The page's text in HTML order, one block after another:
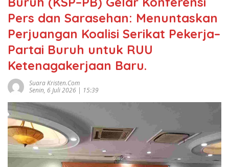
Pers dan Sarasehan: Menuntaskan
Perjuangan Koalisi Serikat Pekerja–
Partai Buruh untuk RUU
Ketenagakerjaan Baru.
Suara Kristen.com
Senin, 6 Juli 2026 | 15:39